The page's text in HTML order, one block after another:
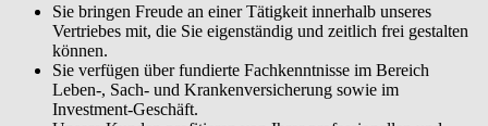
Sie bringen Freude an einer Tätigkeit innerhalb unseres
Vertriebes mit, die Sie eigenständig und zeitlich frei gestalten
können.
Sie verfügen über fundierte Fachkenntnisse im Bereich
Leben-, Sach- und Krankenversicherung sowie im
Investment-Geschäft.